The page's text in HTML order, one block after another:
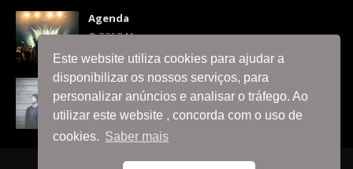
Este website utiliza cookies para ajudar a
disponibilizar os nossos serviços, para
personalizar anúncios e analisar o tráfego. Ao
utilizar este website , concorda com o uso de
cookies. Saber mais
Agenda
7:26 P.m.
Interview with Silent Skies
8:06 P.m.